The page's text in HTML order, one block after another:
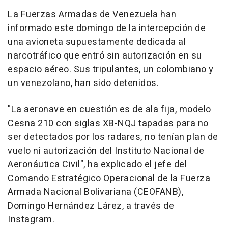
La Fuerzas Armadas de Venezuela han
informado este domingo de la intercepción de
una avioneta supuestamente dedicada al
narcotráfico que entró sin autorización en su
espacio aéreo. Sus tripulantes, un colombiano y
un venezolano, han sido detenidos.
"La aeronave en cuestión es de ala fija, modelo
Cesna 210 con siglas XB-NQJ tapadas para no
ser detectados por los radares, no tenían plan de
vuelo ni autorización del Instituto Nacional de
Aeronáutica Civil", ha explicado el jefe del
Comando Estratégico Operacional de la Fuerza
Armada Nacional Bolivariana (CEOFANB),
Domingo Hernández Lárez, a través de
Instagram.